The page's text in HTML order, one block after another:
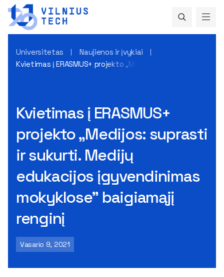
Universitetas
Naujienos ir įvykiai
Kvietimas į ERASMUS+ projekto „Medijos: suprasti ir
Kvietimas į ERASMUS+
projekto „Medijos: suprasti
ir sukurti. Medijų
edukacijos įgyvendinimas
mokyklose" baigiamąjį
renginį
Vasario 9, 2021